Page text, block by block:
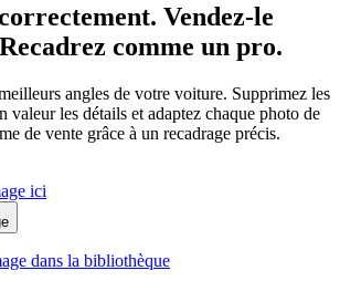
Vendez-le
comme un pro.
angles de votre voiture. Supprimez les
valeur les détails et adaptez chaque photo de
de vente grâce à un recadrage précis.
ici
dans la bibliothèque